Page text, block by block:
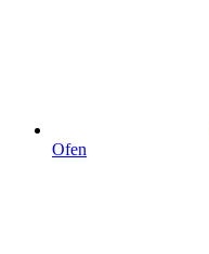
Ofen